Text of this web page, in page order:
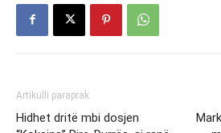
Artikulli paraprak
Hidhet dritë mbi dosjen